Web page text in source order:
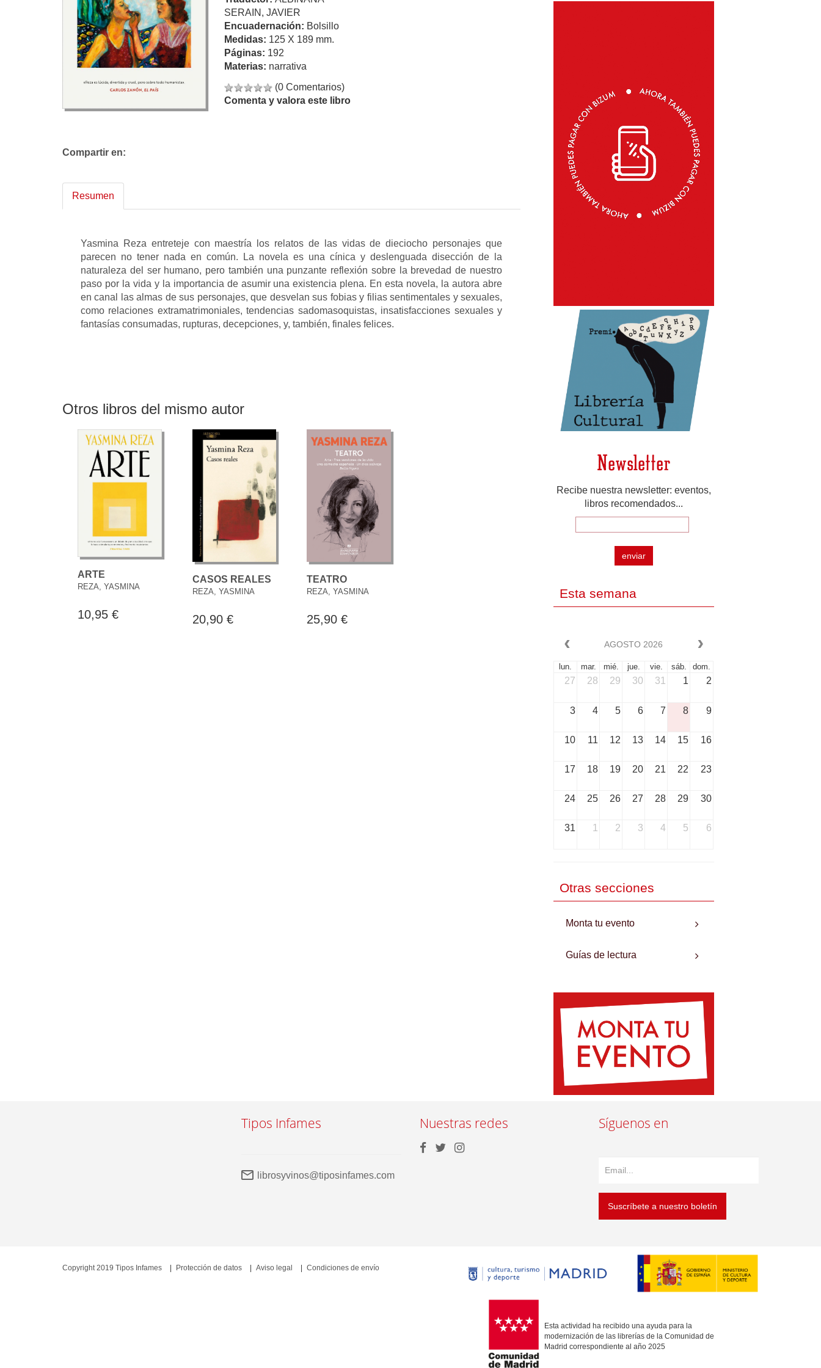
SERAIN, JAVIER
Encuadernación: Bolsillo
Medidas: 125 X 189 mm.
Páginas: 192
Materias: narrativa
(0 Comentarios)
Comenta y valora este libro
Compartir en:
Resumen
Yasmina Reza entreteje con maestría los relatos de las vidas de dieciocho personajes que
parecen no tener nada en común. La novela es una cínica y deslenguada disección de la
naturaleza del ser humano, pero también una punzante reflexión sobre la brevedad de nuestro
paso por la vida y la importancia de asumir una existencia plena. En esta novela, la autora abre
en canal las almas de sus personajes, que desvelan sus fobias y filias sentimentales y sexuales,
como relaciones extramatrimoniales, tendencias sadomasoquistas, insatisfacciones sexuales y
fantasías consumadas, rupturas, decepciones, y, también, finales felices.
Otros libros del mismo autor
ARTE
REZA, YASMINA
10,95 €
CASOS REALES
REZA, YASMINA
20,90 €
TEATRO
REZA, YASMINA
25,90 €
Newsletter
Recibe nuestra newsletter: eventos,
libros recomendados...
enviar
Esta semana
AGOSTO 2026
lun. mar. mié. jue. vie. sáb. dom.
27 28 29 30 31 1 2
3 4 5 6 7 8 9
10 11 12 13 14 15 16
17 18 19 20 21 22 23
24 25 26 27 28 29 30
31 1 2 3 4 5 6
Otras secciones
Monta tu evento
Guías de lectura
Tipos Infames
librosyvinos@tiposinfames.com
Nuestras redes Síguenos en
Suscríbete a nuestro boletín
Esta actividad ha recibido una ayuda para la
modernización de las librerías de la Comunidad de
Madrid correspondiente al año 2025
Copyright 2019 Tipos Infames Protección de datos Aviso legal Condiciones de envío